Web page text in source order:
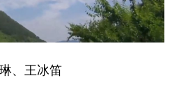
、王冰笛